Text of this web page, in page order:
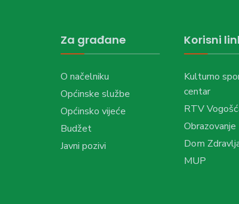
Za građane
O načelniku
Općinske službe
Općinsko vijeće
Budžet
Javni pozivi
Korisni
Kulturno
centar
RTV
Obrazovanje
Dom
MUP